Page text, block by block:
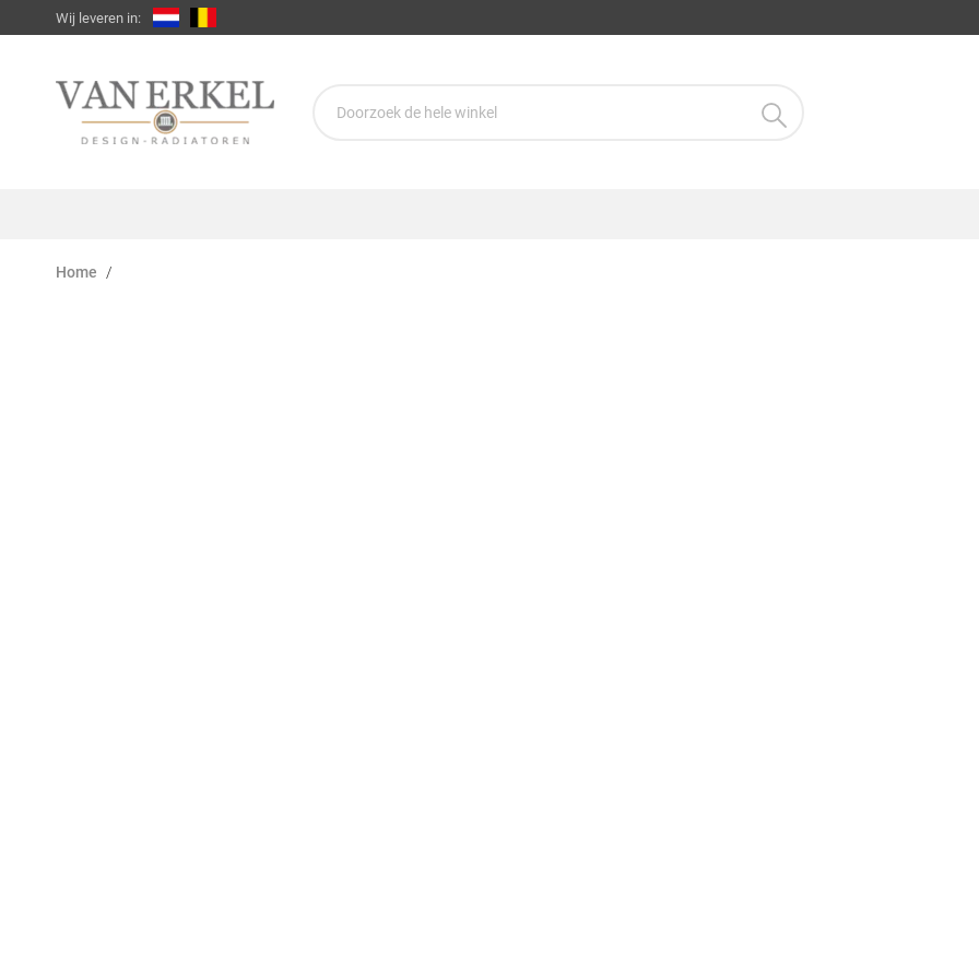
Wij leveren in:
Home